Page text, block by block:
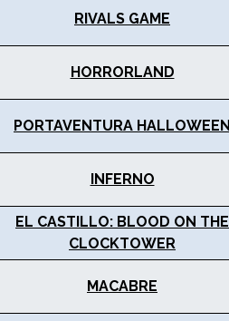
RIVALS GAME
HORRORLAND
PORTAVENTURA HALLOWEEN
INFERNO
EL CASTILLO: BLOOD ON THE
CLOCKTOWER
MACABRE